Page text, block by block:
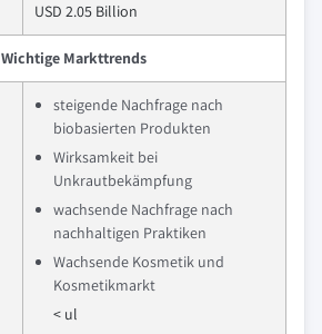
USD 2.05 Billion
Wichtige Markttrends
steigende Nachfrage nach
biobasierten Produkten
Wirksamkeit bei
Unkrautbekämpfung
wachsende Nachfrage nach
nachhaltigen Praktiken
Wachsende Kosmetik und
Kosmetikmarkt
< ul